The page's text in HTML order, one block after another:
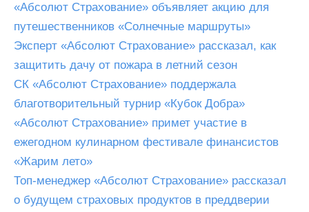
«Абсолют Страхование» объявляет акцию для
путешественников «Солнечные маршруты»
Эксперт «Абсолют Страхование» рассказал, как
защитить дачу от пожара в летний сезон
СК «Абсолют Страхование» поддержала
благотворительный турнир «Кубок Добра»
«Абсолют Страхование» примет участие в
ежегодном кулинарном фестивале финансистов
«Жарим лето»
Топ-менеджер «Абсолют Страхование» рассказал
о будущем страховых продуктов в преддверии